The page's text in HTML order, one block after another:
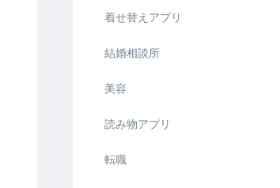
着せ替えアプリ
結婚相談所
美容
読み物アプリ
転職